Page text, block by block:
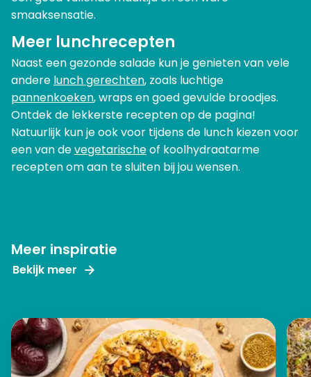
smaaksensatie.
Meer lunchrecepten
Naast een gezonde salade kun je genieten van vele
andere lunch gerechten, zoals luchtige
pannenkoeken, wraps en goed gevulde broodjes.
Ontdek de lekkerste recepten op de pagina!
Natuurlijk kun je ook voor tijdens de lunch kiezen voor
een van devegetarischeof koolhydraatarme
recepten om aan te sluiten bij jou wensen.
Meer inspiratie
Bekijk meer